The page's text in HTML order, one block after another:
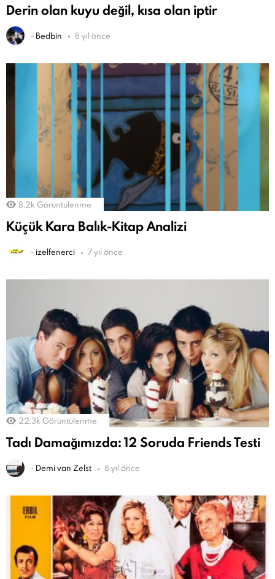
Derin olan kuyu değil, kısa olan iptir
- Bedbin 8 yıl önce
8.2k Görüntülenme
Küçük Kara Balık-Kitap Analizi
- izelfenerci 7 yıl önce
22.3k Görüntülenme
Tadı Damağımızda: 12 Soruda Friends Testi
- Demi van Zelst 8 yıl önce